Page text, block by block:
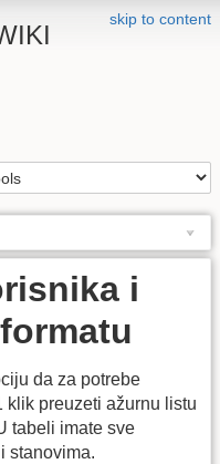
skip to content
i
da za potrebe
klik preuzeti ažurnu listu
tabeli imate sve
stanovima.